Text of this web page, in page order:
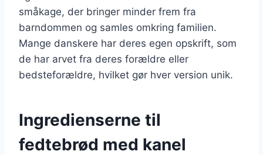
småkage, der bringer minder frem fra
barndommen og samles omkring familien.
Mange danskere har deres egen opskrift, som
de har arvet fra deres forældre eller
bedsteforældre, hvilket gør hver version unik.
Ingredienserne til
fedtebrød med kanel